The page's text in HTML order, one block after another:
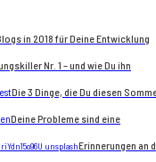
in 2018 für Deine Entwicklung
Nr. 1 – und wie Du ihn
Die 3 Dinge, die Du diesen
Deine Probleme sind eine
unsplashErinnerungen an